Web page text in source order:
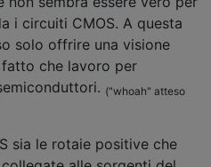
i circuiti CMOS. A questa
solo offrire una visione
che lavoro per
("whoah" atteso
sia le rotaie positive che